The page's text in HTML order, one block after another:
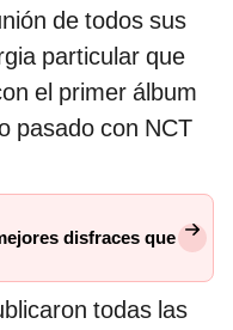
de todos sus
particular que
el primer álbum
pasado con NCT
disfraces que
todas las